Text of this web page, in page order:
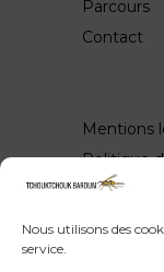
Nous utilisons des
service.
Parcours
Contact
Mentions
Politique